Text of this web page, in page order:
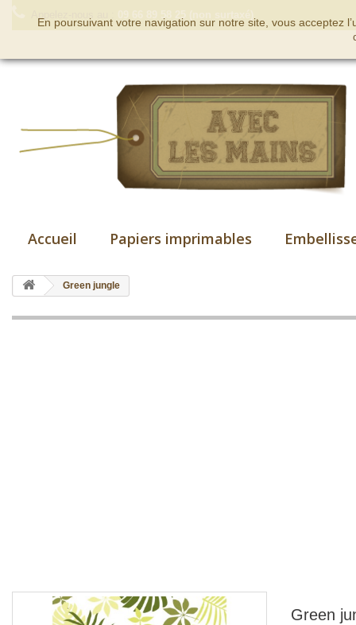
Accueil Papiers imprimables
Green jungle
Green
En poursuivant votre navigation sur notre site, vous acceptez